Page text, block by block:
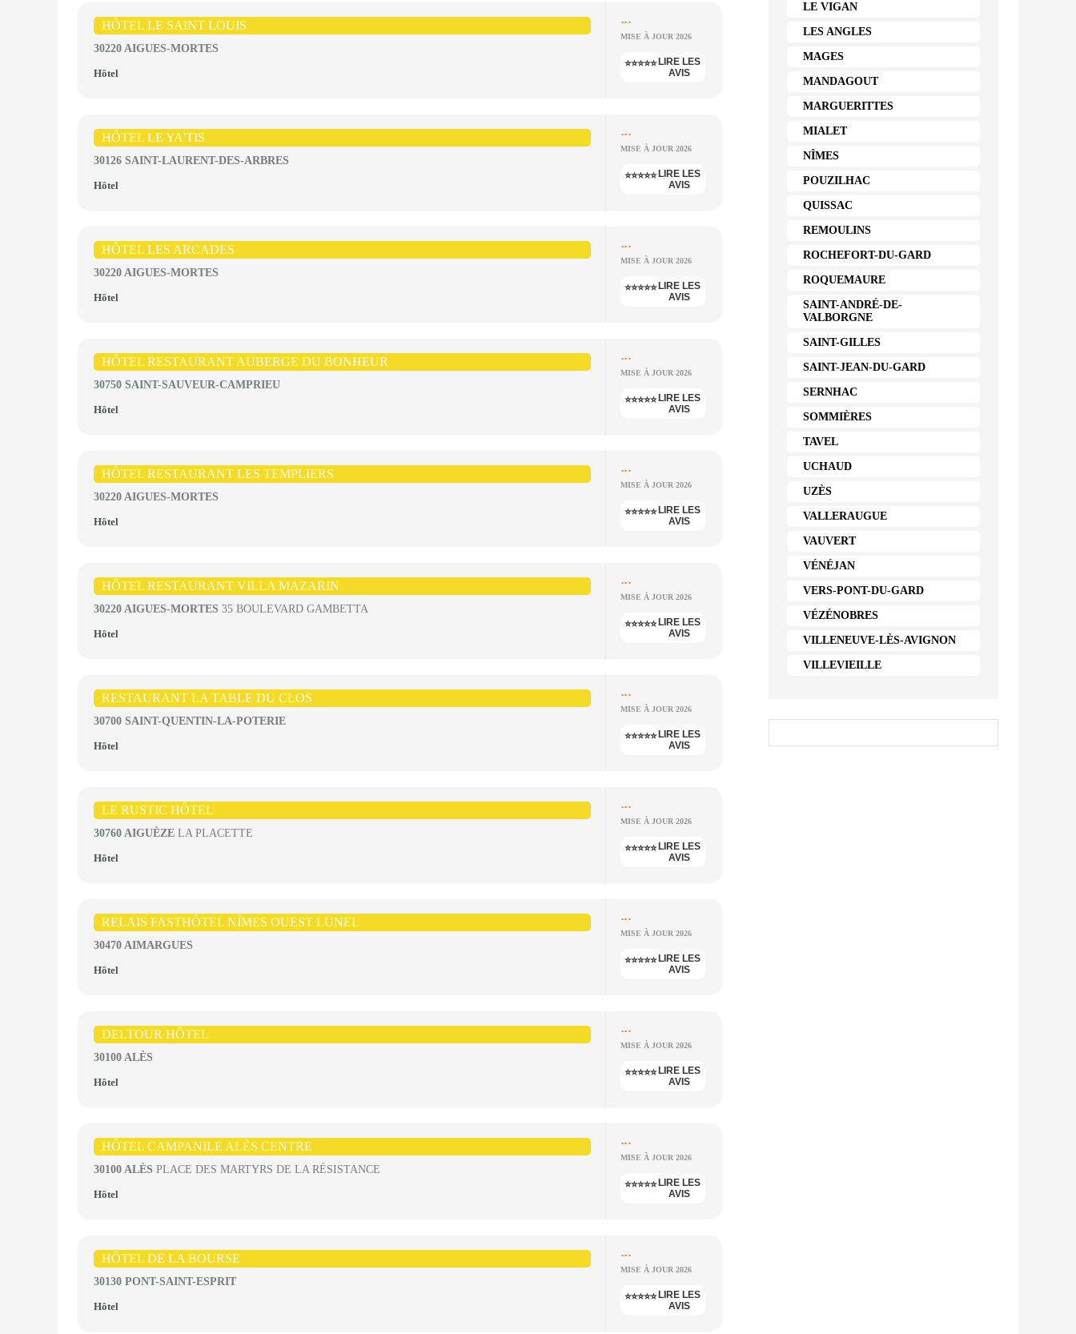
HÔTEL LE SAINT LOUIS
30220 AIGUES-MORTES
Hôtel
...
MISE À JOUR 2026
⭐⭐⭐⭐⭐ LIRE LES
AVIS
HÔTEL LE YA'TIS
30126 SAINT-LAURENT-DES-ARBRES
Hôtel
...
MISE À JOUR 2026
⭐⭐⭐⭐⭐ LIRE LES
AVIS
HÔTEL LES ARCADES
30220 AIGUES-MORTES
Hôtel
...
MISE À JOUR 2026
⭐⭐⭐⭐⭐ LIRE LES
AVIS
HÔTEL RESTAURANT AUBERGE DU BONHEUR
30750 SAINT-SAUVEUR-CAMPRIEU
Hôtel
...
MISE À JOUR 2026
⭐⭐⭐⭐⭐ LIRE LES
AVIS
HÔTEL RESTAURANT LES TEMPLIERS
30220 AIGUES-MORTES
Hôtel
...
MISE À JOUR 2026
⭐⭐⭐⭐⭐ LIRE LES
AVIS
HÔTEL RESTAURANT VILLA MAZARIN
30220 AIGUES-MORTES 35 BOULEVARD GAMBETTA
Hôtel
...
MISE À JOUR 2026
⭐⭐⭐⭐⭐ LIRE LES
AVIS
RESTAURANT LA TABLE DU CLOS
30700 SAINT-QUENTIN-LA-POTERIE
Hôtel
...
MISE À JOUR 2026
⭐⭐⭐⭐⭐ LIRE LES
AVIS
LE RUSTIC HÔTEL
30760 AIGUÈZE LA PLACETTE
Hôtel
...
MISE À JOUR 2026
⭐⭐⭐⭐⭐ LIRE LES
AVIS
RELAIS FASTHÔTEL NÎMES OUEST LUNEL
30470 AIMARGUES
Hôtel
...
MISE À JOUR 2026
⭐⭐⭐⭐⭐ LIRE LES
AVIS
DELTOUR HÔTEL
30100 ALÈS
Hôtel
...
MISE À JOUR 2026
⭐⭐⭐⭐⭐ LIRE LES
AVIS
HÔTEL CAMPANILE ALÈS CENTRE
30100 ALÈS PLACE DES MARTYRS DE LA RÉSISTANCE
Hôtel
...
MISE À JOUR 2026
⭐⭐⭐⭐⭐ LIRE LES
AVIS
HÔTEL DE LA BOURSE
30130 PONT-SAINT-ESPRIT
Hôtel
...
MISE À JOUR 2026
⭐⭐⭐⭐⭐ LIRE LES
AVIS
LE VIGAN
LES ANGLES
MAGES
MANDAGOUT
MARGUERITTES
MIALET
NÎMES
POUZILHAC
QUISSAC
REMOULINS
ROCHEFORT-DU-GARD
ROQUEMAURE
SAINT-ANDRÉ-DE-
VALBORGNE
SAINT-GILLES
SAINT-JEAN-DU-GARD
SERNHAC
SOMMIÈRES
TAVEL
UCHAUD
UZÈS
VALLERAUGUE
VAUVERT
VÉNÉJAN
VERS-PONT-DU-GARD
VÉZÉNOBRES
VILLENEUVE-LÈS-AVIGNON
VILLEVIEILLE